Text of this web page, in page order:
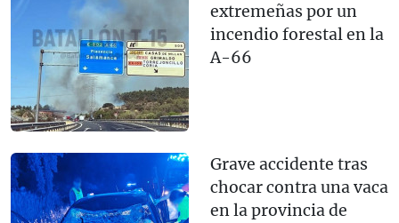
extremeñas por un
incendio forestal en la
A-66
Grave accidente tras
chocar contra una vaca
en la provincia de